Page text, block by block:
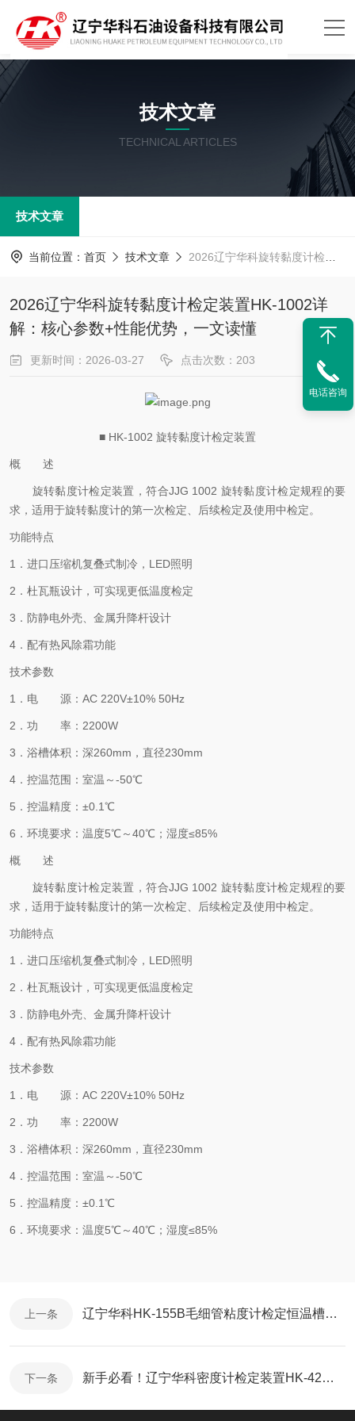
技术文章
TECHNICAL ARTICLES
技术文章
当前位置： 首页 技术文章 2026辽宁华科旋转黏度计检定装置HK-1002详解：核心参数+性能优势，一文读懂
2026辽宁华科旋转黏度计检定装置HK-1002详
解：核心参数+性能优势，一文读懂
更新时间：2026-03-27 点击次数：203
■ HK-1002 旋转黏度计检定装置
概 述
旋转黏度计检定装置，符合JJG 1002 旋转黏度计检定规程的要
求，适用于旋转黏度计的第一次检定、后续检定及使用中检定。
功能特点
1．进口压缩机复叠式制冷，LED照明
2．杜瓦瓶设计，可实现更低温度检定
3．防静电外壳、金属升降杆设计
4．配有热风除霜功能
技术参数
1．电 源：AC 220V±10% 50Hz
2．功 率：2200W
3．浴槽体积：深260mm，直径230mm
4．控温范围：室温～-50℃
5．控温精度：±0.1℃
6．环境要求：温度5℃～40℃；湿度≤85%
概 述
旋转黏度计检定装置，符合JJG 1002 旋转黏度计检定规程的要
求，适用于旋转黏度计的第一次检定、后续检定及使用中检定。
功能特点
1．进口压缩机复叠式制冷，LED照明
2．杜瓦瓶设计，可实现更低温度检定
3．防静电外壳、金属升降杆设计
4．配有热风除霜功能
技术参数
1．电 源：AC 220V±10% 50Hz
2．功 率：2200W
3．浴槽体积：深260mm，直径230mm
4．控温范围：室温～-50℃
5．控温精度：±0.1℃
6．环境要求：温度5℃～40℃；湿度≤85%
上一条 辽宁华科HK-155B毛细管粘度计检定恒温槽检测技术升级！让检测精度提升30%
下一条 新手必看！辽宁华科密度计检定装置HK-42操作全流程，一步一图，3分钟上手
电话咨询